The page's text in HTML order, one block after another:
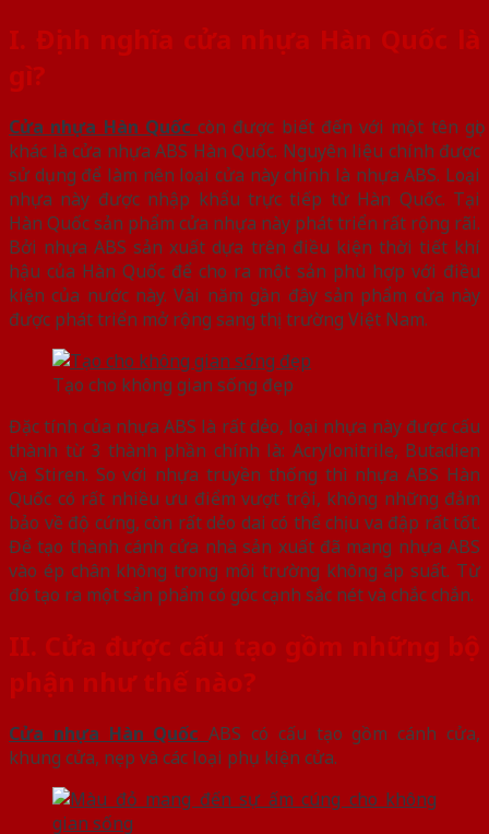
I. Định nghĩa cửa nhựa Hàn Quốc là
gì?
Cửa nhựa Hàn Quốc còn được biết đến với một tên gọi
khác là cửa nhựa ABS Hàn Quốc. Nguyên liệu chính được
sử dụng để làm nên loại cửa này chính là nhựa ABS. Loại
nhựa này được nhập khẩu trực tiếp từ Hàn Quốc. Tại
Hàn Quốc sản phẩm cửa nhựa này phát triển rất rộng rãi.
Bởi nhựa ABS sản xuất dựa trên điều kiện thời tiết khí
hậu của Hàn Quốc để cho ra một sản phù hợp với điều
kiện của nước này. Vài năm gần đây sản phẩm cửa này
được phát triển mở rộng sang thị trường Việt Nam.
Tạo cho không gian sống đẹp
Đặc tính của nhựa ABS là rất dẻo, loại nhựa này được cấu
thành từ 3 thành phần chính là: Acrylonitrile, Butadien
và Stiren. So với nhựa truyền thống thì nhựa ABS Hàn
Quốc có rất nhiều ưu điểm vượt trội, không những đảm
bảo về độ cứng, còn rất dẻo dai có thể chịu va đập rất tốt.
Để tạo thành cánh cửa nhà sản xuất đã mang nhựa ABS
vào ép chân không trong môi trường không áp suất. Từ
đó tạo ra một sản phẩm có góc cạnh sắc nét và chắc chắn.
II. Cửa được cấu tạo gồm những bộ
phận như thế nào?
Cửa nhựa Hàn Quốc ABS có cấu tạo gồm cánh cửa,
khung cửa, nẹp và các loại phụ kiện cửa.